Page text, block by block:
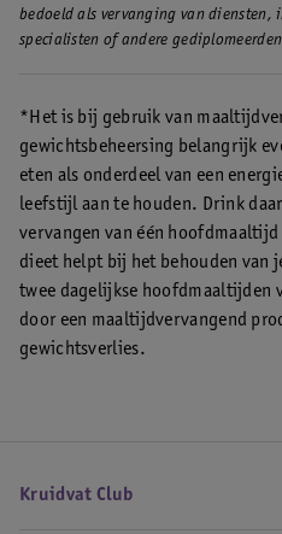
bedoeld als vervanging van diensten,
specialisten of andere
*Het is bij gebruik van
gewichtsbeheersing belangrijk
eten als onderdeel van een
leefstijl aan te houden. Drink
vervangen van één
dieet helpt bij het behouden van
twee dagelijkse hoofdmaaltijden
door een maaltijdvervangend
gewichtsverlies.
Kruidvat Club